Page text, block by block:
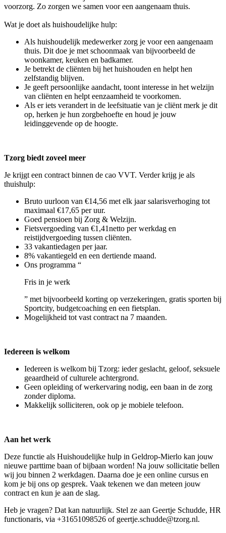
voorzorg. Zo zorgen we samen voor een aangenaam thuis.
Wat je doet als huishoudelijke hulp:
Als huishoudelijk medewerker zorg je voor een aangenaam
thuis. Dit doe je met schoonmaak van bijvoorbeeld de
woonkamer, keuken en badkamer.
Je betrekt de cliënten bij het huishouden en helpt hen
zelfstandig blijven.
Je geeft persoonlijke aandacht, toont interesse in het welzijn
van cliënten en helpt eenzaamheid te voorkomen.
Als er iets verandert in de leefsituatie van je cliënt merk je dit
op, herken je hun zorgbehoefte en houd je jouw
leidinggevende op de hoogte.
Tzorg biedt zoveel meer
Je krijgt een contract binnen de cao VVT. Verder krijg je als
thuishulp:
Bruto uurloon van €14,56 met elk jaar salarisverhoging tot
maximaal €17,65 per uur.
Goed pensioen bij Zorg & Welzijn.
Fietsvergoeding van €1,41netto per werkdag en
reistijdvergoeding tussen cliënten.
33 vakantiedagen per jaar.
8% vakantiegeld en een dertiende maand.
Ons programma “
Fris in je werk
” met bijvoorbeeld korting op verzekeringen, gratis sporten bij
Sportcity, budgetcoaching en een fietsplan.
Mogelijkheid tot vast contract na 7 maanden.
Iedereen is welkom
Iedereen is welkom bij Tzorg: ieder geslacht, geloof, seksuele
geaardheid of culturele achtergrond.
Geen opleiding of werkervaring nodig, een baan in de zorg
zonder diploma.
Makkelijk solliciteren, ook op je mobiele telefoon.
Aan het werk
Deze functie als Huishoudelijke hulp in Geldrop-Mierlo kan jouw
nieuwe parttime baan of bijbaan worden! Na jouw sollicitatie bellen
wij jou binnen 2 werkdagen. Daarna doe je een online cursus en
kom je bij ons op gesprek. Vaak tekenen we dan meteen jouw
contract en kun je aan de slag.
Heb je vragen? Dat kan natuurlijk. Stel ze aan Geertje Schudde, HR
functionaris, via +31651098526 of geertje.schudde@tzorg.nl.